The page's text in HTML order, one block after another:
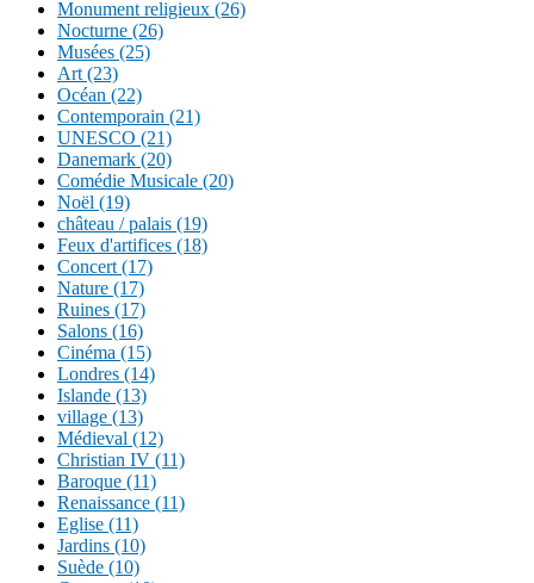
Monument religieux (26)
Nocturne (26)
Musées (25)
Art (23)
Océan (22)
Contemporain (21)
UNESCO (21)
Danemark (20)
Comédie Musicale (20)
Noël (19)
château / palais (19)
Feux d'artifices (18)
Concert (17)
Nature (17)
Ruines (17)
Salons (16)
Cinéma (15)
Londres (14)
Islande (13)
village (13)
Médieval (12)
Christian IV (11)
Baroque (11)
Renaissance (11)
Eglise (11)
Jardins (10)
Suède (10)